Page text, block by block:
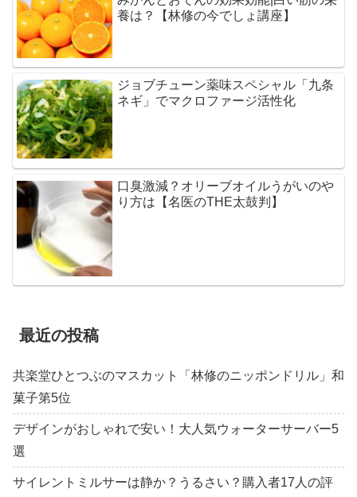
養は？【林修の今でしょ講座】
ジョブチューン薬味スペシャル「九条
ネギ」でマクロファージ活性化
口臭激減？オリーブオイルうがいのや
り方は【名医のTHE太鼓判】
最近の投稿
共楽堂ひとつぶのマスカット「林修のニッポンドリル」和
菓子第5位
デザインがおしゃれで安い！大人気ウォーターサーバー5
選
サイレントミルサーは静か？うるさい？購入者17人の評